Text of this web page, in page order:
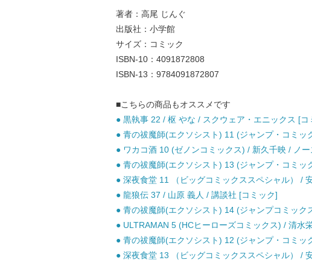
著者：高尾 じんぐ
出版社：小学館
サイズ：コミック
ISBN-10：4091872808
ISBN-13：9784091872807
■こちらの商品もオススメです
● 黒執事 22 / 枢 やな / スクウェア・エニックス [コ
● 青の祓魔師(エクソシスト) 11 (ジャンプ・コミッ
● ワカコ酒 10 (ゼノンコミックス) / 新久千映 / ノ
● 青の祓魔師(エクソシスト) 13 (ジャンプ・コミッ
● 深夜食堂 11 （ビッグコミックススペシャル） /
● 龍狼伝 37 / 山原 義人 / 講談社 [コミック]
● 青の祓魔師(エクソシスト) 14 (ジャンプコミック
● ULTRAMAN 5 (HCヒーローズコミックス) / 清水
● 青の祓魔師(エクソシスト) 12 (ジャンプ・コミッ
● 深夜食堂 13 （ビッグコミックススペシャル） /